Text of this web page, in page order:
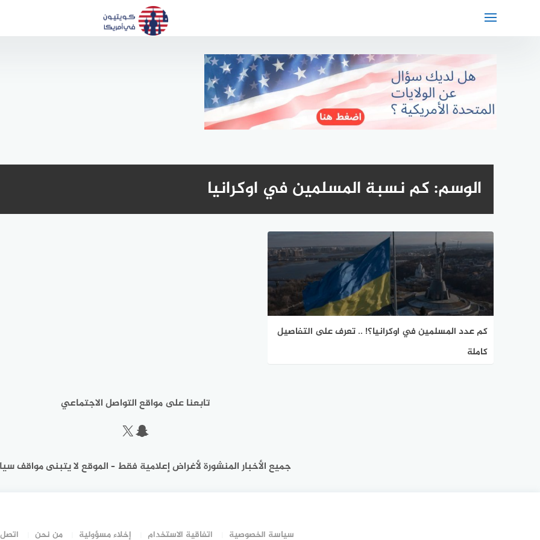
الوسم:كم نسبة المسلمين في اوكرانيا
كم عدد المسلمين في اوكرانيا؟! .. تعرف على التفاصيل
كاملة
تابعنا على مواقع التواصل الاجتماعي
سناب شات
إكس
جميع الأخبار المنشورة لأغراض إعلامية فقط – الموقع لا يتبنى مواقف
سياسة الخصوصية اتفاقية الاستخدام إخلاء مسؤولية من نحن